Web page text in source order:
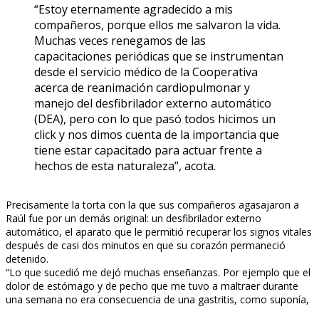
“Estoy eternamente agradecido a mis
compañeros, porque ellos me salvaron la vida.
Muchas veces renegamos de las
capacitaciones periódicas que se instrumentan
desde el servicio médico de la Cooperativa
acerca de reanimación cardiopulmonar y
manejo del desfibrilador externo automático
(DEA), pero con lo que pasó todos hicimos un
click y nos dimos cuenta de la importancia que
tiene estar capacitado para actuar frente a
hechos de esta naturaleza”, acota.
Precisamente la torta con la que sus compañeros agasajaron a
Raúl fue por un demás original: un desfibrilador externo
automático, el aparato que le permitió recuperar los signos vitales
después de casi dos minutos en que su corazón permaneció
detenido.
“Lo que sucedió me dejó muchas enseñanzas. Por ejemplo que el
dolor de estómago y de pecho que me tuvo a maltraer durante
una semana no era consecuencia de una gastritis, como suponía,